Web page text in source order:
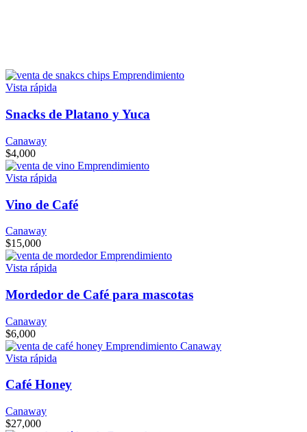
Vista rápida
Snacks de Platano y Yuca
Canaway
$4,000
Vista rápida
Vino de Café
Canaway
$15,000
Vista rápida
Mordedor de Café para mascotas
Canaway
$6,000
Vista rápida
Café Honey
Canaway
$27,000